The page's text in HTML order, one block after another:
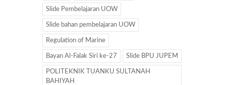
Slide Pembelajaran UOW
Slide bahan pembelajaran UOW
Regulation of Marine
Bayan Al-Falak Siri ke-27 Slide BPU JUPEM
POLITEKNIK TUANKU SULTANAH
BAHIYAH